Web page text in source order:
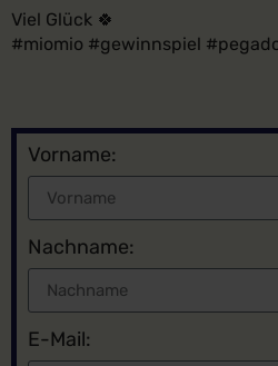
Viel Glück 🍀
#miomio #gewinnspiel
Vorname:
Nachname:
E-Mail: